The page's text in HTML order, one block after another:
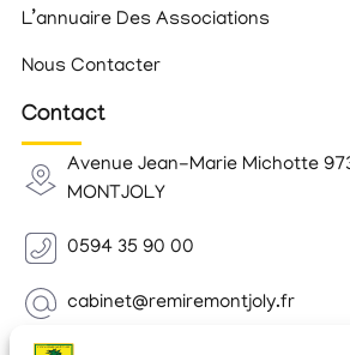
L’annuaire Des Associations
Nous Contacter
Contact
Avenue Jean-Marie Michotte
MONTJOLY
0594 35 90 00
cabinet@remiremontjoly.fr